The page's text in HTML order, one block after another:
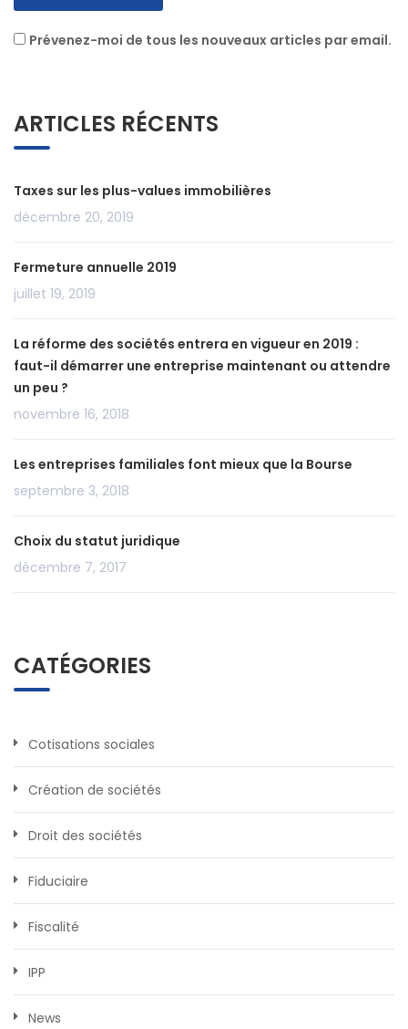
Prévenez-moi de tous les nouveaux articles par email.
ARTICLES RÉCENTS
Taxes sur les plus-values immobilières
décembre 20, 2019
Fermeture annuelle 2019
juillet 19, 2019
La réforme des sociétés entrera en vigueur en 2019 :
faut-il démarrer une entreprise maintenant ou attendre
un peu ?
novembre 16, 2018
Les entreprises familiales font mieux que la Bourse
septembre 3, 2018
Choix du statut juridique
décembre 7, 2017
CATÉGORIES
Cotisations sociales
Création de sociétés
Droit des sociétés
Fiduciaire
Fiscalité
IPP
News